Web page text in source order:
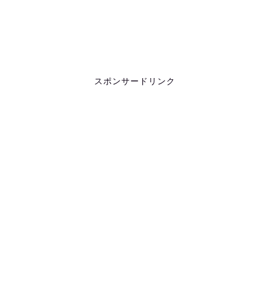
スポンサードリンク